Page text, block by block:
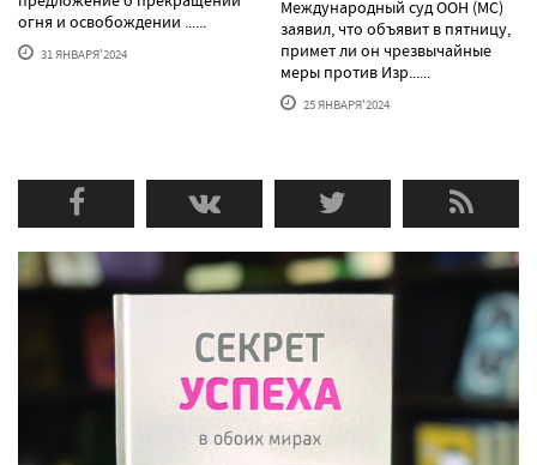
огня и освобождении ......
31 ЯНВАРЯ'2024
Международный суд ООН (МС)
заявил, что объявит в пятницу,
примет ли он чрезвычайные
меры против Изр......
25 ЯНВАРЯ'2024